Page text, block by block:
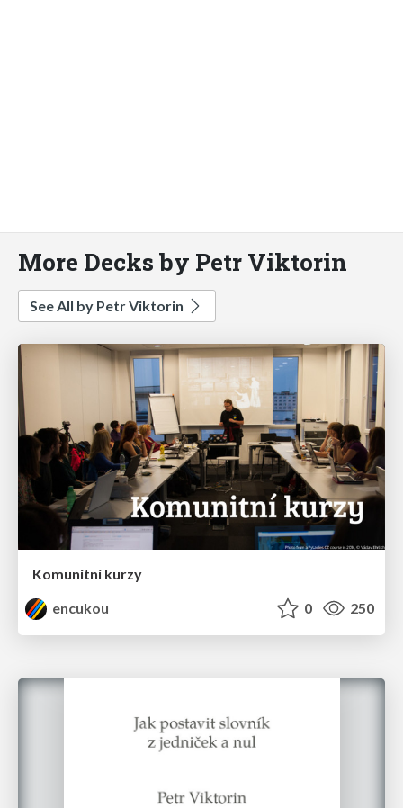
More Decks by Petr Viktorin
See All by Petr Viktorin
Komunitní kurzy
encukou
0 250